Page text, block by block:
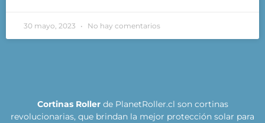
30 mayo, 2023 No hay comentarios
Cortinas Rollerde PlanetRoller.cl son cortinas
revolucionarias, que brindan la mejor protección solar para